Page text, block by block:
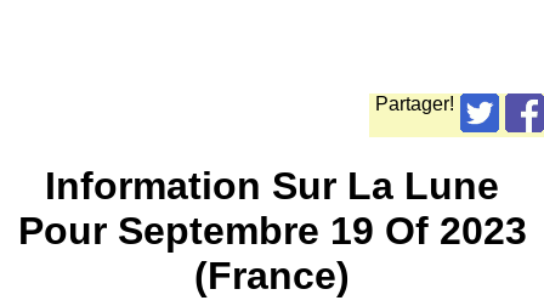
Partager!
Information Sur La Lune
Pour Septembre 19 Of 2023
(France)